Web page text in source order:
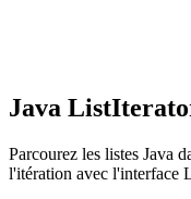
Java
Parcourez les listes Java
l'itération avec l'interface